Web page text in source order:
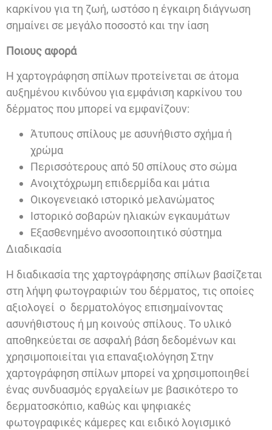
καρκίνου για τη ζωή, ωστόσο η έγκαιρη διάγνωση
σημαίνει σε μεγάλο ποσοστό και την ίαση
Ποιους αφορά
Η χαρτογράφηση σπίλων προτείνεται σε άτομα
αυξημένου κινδύνου για εμφάνιση καρκίνου του
δέρματος που μπορεί να εμφανίζουν:
Άτυπους σπίλους με ασυνήθιστο σχήμα ή
χρώμα
Περισσότερους από 50 σπίλους στο σώμα
Ανοιχτόχρωμη επιδερμίδα και μάτια
Οικογενειακό ιστορικό μελανώματος
Ιστορικό σοβαρών ηλιακών εγκαυμάτων
Εξασθενημένο ανοσοποιητικό σύστημα
Διαδικασία
Η διαδικασία της χαρτογράφησης σπίλων βασίζεται
στη λήψη φωτογραφιών του δέρματος, τις οποίες
αξιολογεί ο δερματολόγος επισημαίνοντας
ασυνήθιστους ή μη κοινούς σπίλους. Το υλικό
αποθηκεύεται σε ασφαλή βάση δεδομένων και
χρησιμοποιείται για επαναξιολόγηση Στην
χαρτογράφηση σπίλων μπορεί να χρησιμοποιηθεί
ένας συνδυασμός εργαλείων με βασικότερο το
δερματοσκόπιο, καθώς και ψηφιακές
φωτογραφικές κάμερες και ειδικό λογισμικό